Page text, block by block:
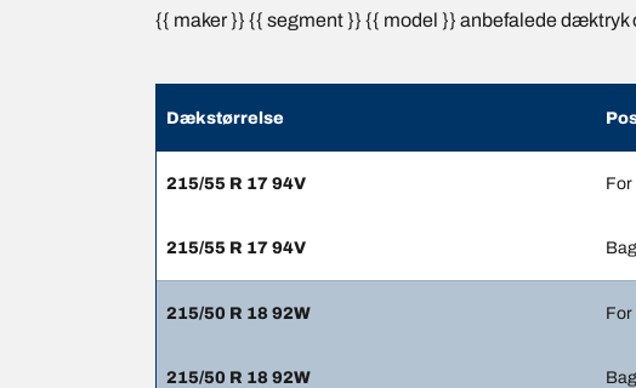
{{ maker }} {{ segment }} {{ model }} anbefalede dæktryk
Dækstørrelse
215/55 R 17 94V For
215/55 R 17 94V Bag
215/50 R 18 92W For
215/50 R 18 92W Bag